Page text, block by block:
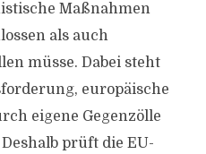
Maßnahmen
als auch
müsse. Dabei steht
europäische
eigene Gegenzölle
prüft die EU-